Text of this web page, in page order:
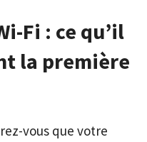
Fi : ce qu’il
la première
vous que votre